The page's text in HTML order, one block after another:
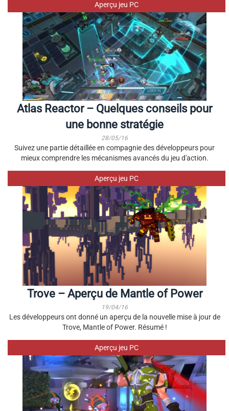
Aperçu jeu PC
Atlas Reactor – Quelques conseils pour
une bonne stratégie
28/05/16
Suivez une partie détaillée en compagnie des développeurs pour
mieux comprendre les mécanismes avancés du jeu d'action.
Aperçu jeu PC
Trove – Aperçu de Mantle of Power
19/04/16
Les développeurs ont donné un aperçu de la nouvelle mise à jour de
Trove, Mantle of Power. Résumé !
Aperçu jeu PC